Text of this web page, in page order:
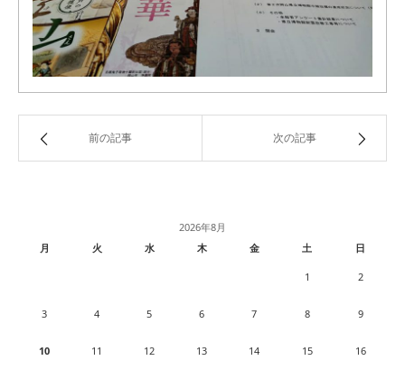
前の記事 次の記事
2026年8月
月
火 水 木 金 土 日
1 2
3 4 5 6 7 8 9
10 11 12 13 14 15 16